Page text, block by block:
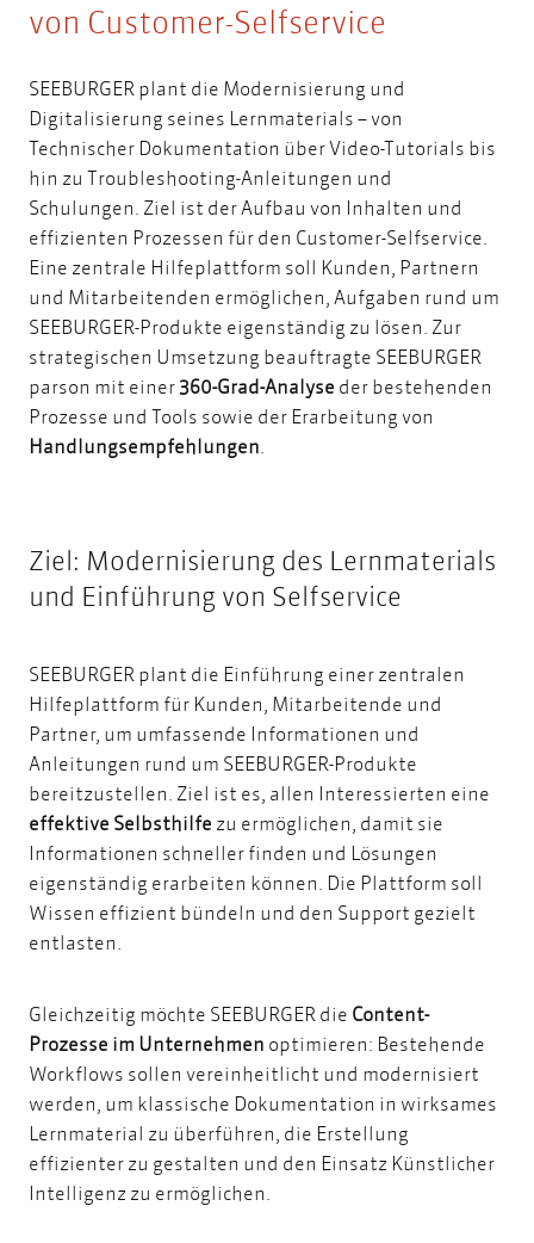
von Customer-Selfservice
SEEBURGER plant die Modernisierung und
Digitalisierung seines Lernmaterials – von
Technischer Dokumentation über Video-Tutorials bis
hin zu Troubleshooting-Anleitungen und
Schulungen. Ziel ist der Aufbau von Inhalten und
effizienten Prozessen für den Customer-Selfservice.
Eine zentrale Hilfeplattform soll Kunden, Partnern
und Mitarbeitenden ermöglichen, Aufgaben rund um
SEEBURGER-Produkte eigenständig zu lösen. Zur
strategischen Umsetzung beauftragte SEEBURGER
parson mit einer360-Grad-Analyse der bestehenden
Prozesse und Tools sowie der Erarbeitung von
Handlungsempfehlungen
Ziel: Modernisierung des Lernmaterials
und Einführung von Selfservice
SEEBURGER plant die Einführung einer zentralen
Hilfeplattform für Kunden, Mitarbeitende und
Partner, um umfassende Informationen und
Anleitungen rund um SEEBURGER-Produkte
bereitzustellen. Ziel ist es, allen Interessierten eine
effektive Selbsthilfe zu ermöglichen, damit sie
Informationen schneller finden und Lösungen
eigenständig erarbeiten können. Die Plattform soll
Wissen effizient bündeln und den Support gezielt
entlasten.
Gleichzeitig möchte SEEBURGER die Content-
Prozesse im Unternehmen optimieren: Bestehende
Workflows sollen vereinheitlicht und modernisiert
werden, um klassische Dokumentation in wirksames
Lernmaterial zu überführen, die Erstellung
effizienter zu gestalten und den Einsatz Künstlicher
Intelligenz zu ermöglichen.